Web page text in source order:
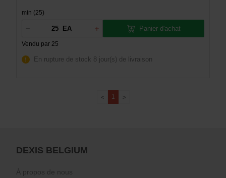
min (25)
EA
Vendu par 25
Panier d'achat
En rupture de stock 8 jour(s) de livraison
1
DEXIS BELGIUM
À propos de nous